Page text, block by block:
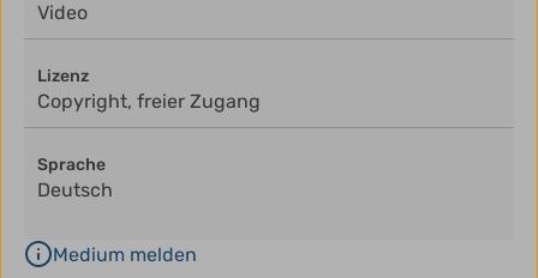
Video
Lizenz
Copyright, freier Zugang
Sprache
Deutsch
Medium melden